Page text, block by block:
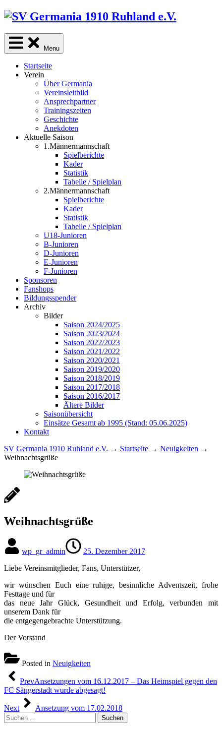
Skip
content
Menu
Startseite
Verein
Über Germania
Vereinsleitbild
Ansprechpartner
Trainingszeiten
Geschichte
Anekdoten
Aktuelle Saison
1.Männermannschaft
Spielberichte
Kader
Statistik
Tabelle / Spielplan
2.Männermannschaft
Spielberichte
Kader
Statistik
Tabelle / Spielplan
U18-Junioren
B-Junioren
D-Junioren
E-Junioren
F-Junioren
Sponsoren
Fanshops
Bildungsspender
Archiv
Bilder
Saison 2024/2025
Saison 2023/2024
Saison 2022/2023
Saison 2021/2022
Saison 2020/2021
Saison 2019/2020
Saison 2018/2019
Saison 2017/2018
Saison 2016/2017
Ältere Bilder
Saisonübersicht
Einsätze Gesamt ab 1995 (Stand: 05.06.2025)
Kontakt
SV Germania 1910 Ruhland e.V. → Startseite → Neuigkeiten →
Weihnachtsgrüße
Weihnachtsgrüße
wp_gr_admin
25. Dezember 2017
Liebe Vereinsmitglieder, Fans, Unterstützer,
wir wünschen Euch eine ruhige, besinnliche Adventszeit, frohe
Festtage und für
das neue Jahr Glück, Gesundheit und Erfolg, verbunden mit
unserem Dank für
die entgegengebrachte Unterstützung.
Der Vorstand
Posted in Neuigkeiten
Beitragsnavigation
PrevAnsetzungen vom 16.12.2017 – Das Heimspiel gegen den
FC Sängerstadt wurde abgesagt!
Next
Ansetzung vom 17.02.2018
Suchen
nach: